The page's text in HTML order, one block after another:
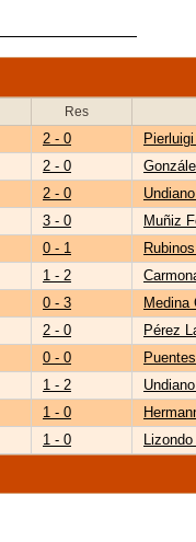
Res
2 - 0
2 - 0
2 - 0
3 - 0 Muñiz
0 - 1
1 - 2
0 - 3 Medina
2 - 0 Pérez
0 - 0
1 - 2
1 - 0
1 - 0